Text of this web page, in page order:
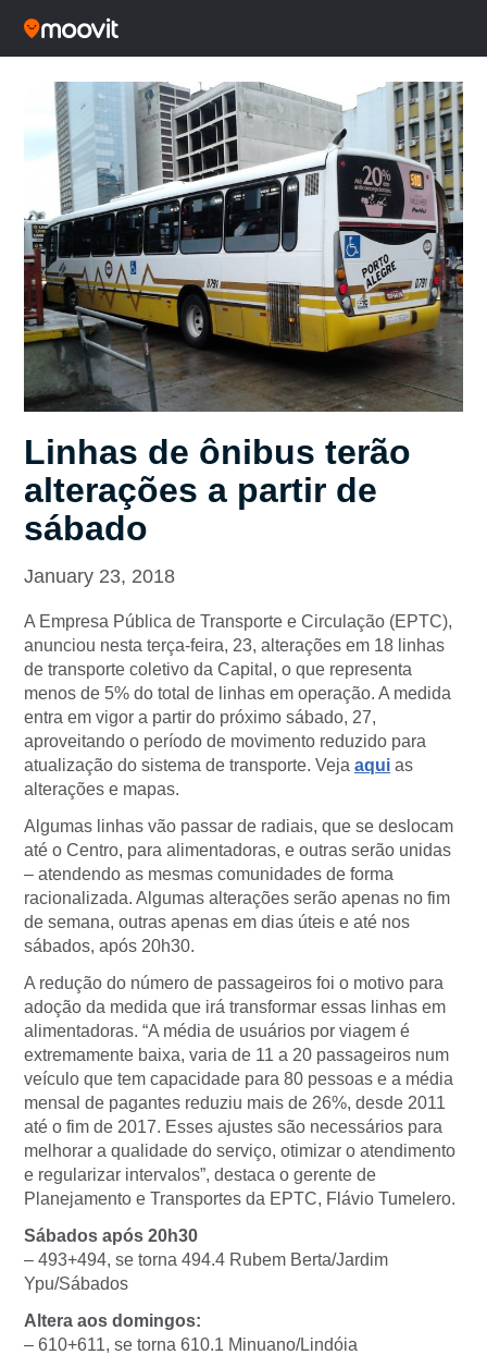
Linhas de ônibus terão
alterações a partir de
sábado
January 23, 2018
A Empresa Pública de Transporte e Circulação (EPTC),
anunciou nesta terça-feira, 23, alterações em 18 linhas
de transporte coletivo da Capital, o que representa
menos de 5% do total de linhas em operação. A medida
entra em vigor a partir do próximo sábado, 27,
aproveitando o período de movimento reduzido para
atualização do sistema de transporte. Veja aqui as
alterações e mapas.
Algumas linhas vão passar de radiais, que se deslocam
até o Centro, para alimentadoras, e outras serão unidas
– atendendo as mesmas comunidades de forma
racionalizada. Algumas alterações serão apenas no fim
de semana, outras apenas em dias úteis e até nos
sábados, após 20h30.
A redução do número de passageiros foi o motivo para
adoção da medida que irá transformar essas linhas em
alimentadoras. “A média de usuários por viagem é
extremamente baixa, varia de 11 a 20 passageiros num
veículo que tem capacidade para 80 pessoas e a média
mensal de pagantes reduziu mais de 26%, desde 2011
até o fim de 2017. Esses ajustes são necessários para
melhorar a qualidade do serviço, otimizar o atendimento
e regularizar intervalos”, destaca o gerente de
Planejamento e Transportes da EPTC, Flávio Tumelero.
Sábados após 20h30
– 493+494, se torna 494.4 Rubem Berta/Jardim
Ypu/Sábados
Altera aos domingos:
– 610+611, se torna 610.1 Minuano/Lindóia